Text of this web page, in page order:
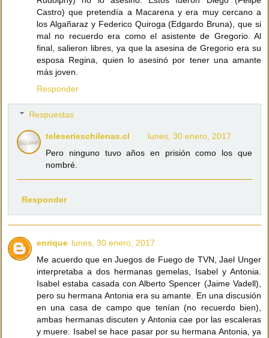
Castro) que pretendía a Macarena y era muy cercano a
los Algañaraz y Federico Quiroga (Edgardo Bruna), que si
mal no recuerdo era como el asistente de Gregorio. Al
final, salieron libres, ya que la asesina de Gregorio era su
esposa Regina, quien lo asesinó por tener una amante
más joven.
Responder
Respuestas
teleserieschilenas.cl
lunes, 30 enero, 2017
Pero ninguno tuvo años en prisión como los que
nombré.
Responder
enrique lunes, 30 enero, 2017
Me acuerdo que en Juegos de Fuego de TVN, Jael Unger
interpretaba a dos hermanas gemelas, Isabel y Antonia.
Isabel estaba casada con Alberto Spencer (Jaime Vadell),
pero su hermana Antonia era su amante. En una discusión
en una casa de campo que tenían (no recuerdo bien),
ambas hermanas discuten y Antonia cae por las escaleras
y muere. Isabel se hace pasar por su hermana Antonia, ya